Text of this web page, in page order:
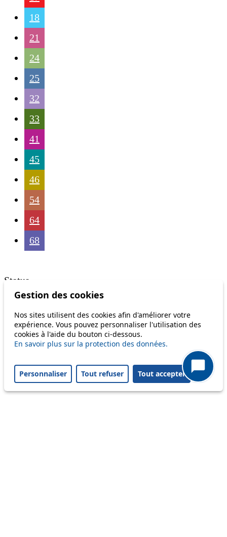
18
21
24
25
32
33
41
45
46
54
64
68
Status
Information
Ongoing disruption
Disruption to come
Only lines affected by disruptions are listed above.
Gestion des cookies
Nos sites utilisent des cookies afin d'améliorer votre
expérience. Vous pouvez personnaliser l'utilisation des
cookies à l'aide du bouton ci-dessous.
En savoir plus sur la protection des données.
Personnaliser Tout refuser Tout accepter